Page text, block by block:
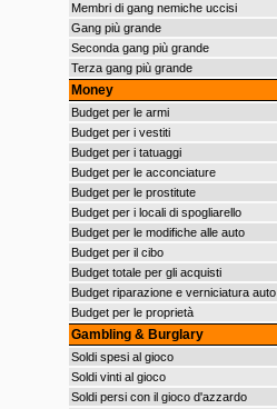
Membri di gang nemiche uccisi
Gang più grande
Seconda gang più grande
Terza gang più grande
Money
Budget per le armi
Budget per i vestiti
Budget per i tatuaggi
Budget per le acconciature
Budget per le prostitute
Budget per i locali di spogliarello
Budget per le modifiche alle auto
Budget per il cibo
Budget totale per gli acquisti
Budget riparazione e verniciatura auto
Budget per le proprietà
Gambling & Burglary
Soldi spesi al gioco
Soldi vinti al gioco
Soldi persi con il gioco d'azzardo